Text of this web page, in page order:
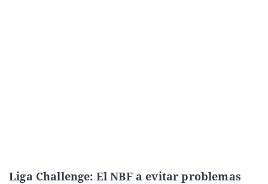
Liga Challenge: El NBF a evitar problemas